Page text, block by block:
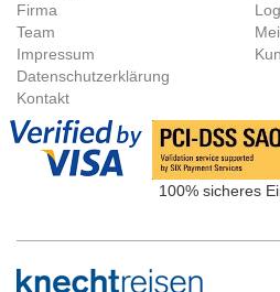
Firma
Team
Impressum
Datenschutzerklärung
Kontakt
100% sicheres